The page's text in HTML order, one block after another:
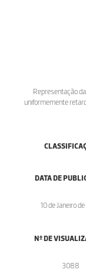
Representação
uniformemente
DATA DE
10 de Janeiro
Nº DE
3088